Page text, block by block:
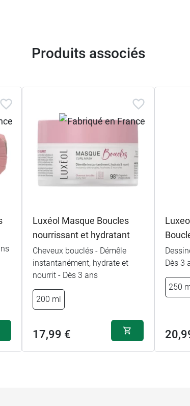
Produits associés
Luxéol Masque Boucles
nourrissant et hydratant
Cheveux bouclés - Démêle
instantanément, hydrate et
nourrit - Dès 3 ans
200 ml
17,99 €
Dès 3
250